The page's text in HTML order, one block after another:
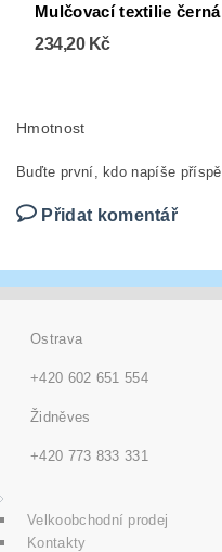
Mulčovací textilie černá
234,20 Kč
Hmotnost
Buďte první, kdo napíše
Přidat komentář
Ostrava
+420 602 651 554
Židněves
+420 773 833 331
Velkoobchodní prodej
Kontakty